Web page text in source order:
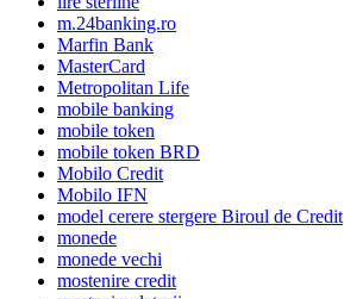
m.24banking.ro
Marfin Bank
MasterCard
Metropolitan Life
mobile banking
mobile token
mobile token BRD
Mobilo Credit
Mobilo IFN
model cerere stergere Biroul de Credit
monede
monede vechi
mostenire credit